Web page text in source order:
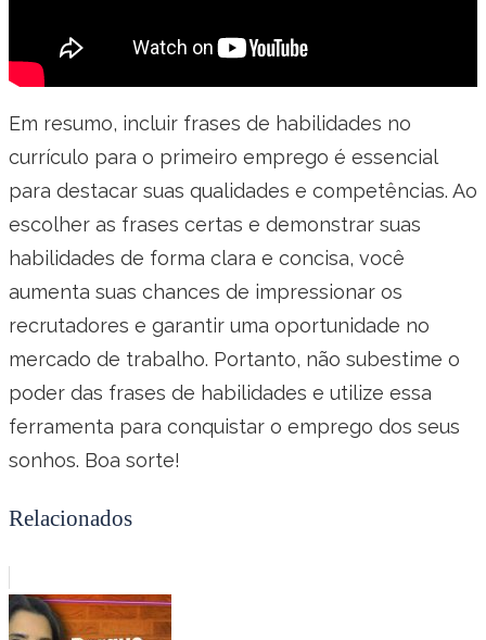
Em resumo, incluir frases de habilidades no
currículo para o primeiro emprego é essencial
para destacar suas qualidades e competências. Ao
escolher as frases certas e demonstrar suas
habilidades de forma clara e concisa, você
aumenta suas chances de impressionar os
recrutadores e garantir uma oportunidade no
mercado de trabalho. Portanto, não subestime o
poder das frases de habilidades e utilize essa
ferramenta para conquistar o emprego dos seus
sonhos. Boa sorte!
Relacionados